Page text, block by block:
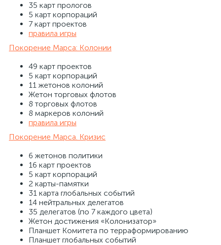
35 карт прологов
5 карт корпораций
7 карт проектов
правила игры
Покорение Марса: Колонии
49 карт проектов
5 карт корпораций
11 жетонов колоний
Жетон торговых флотов
8 торговых флотов
8 маркеров колоний
правила игры
Покорение Марса. Кризис
6 жетонов политики
16 карт проектов
5 карт корпораций
2 карты-памятки
31 карта глобальных событий
14 нейтральных делегатов
35 делегатов (по 7 каждого цвета)
Жетон достижения «Колонизатор»
Планшет Комитета по терраформированию
Планшет глобальных событий